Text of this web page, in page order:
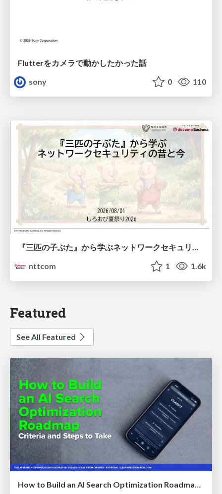
Flutterをカメラで動かしたかった話
sony
0 110
『三匹の子ぶた』から学ぶネットワークセキュリティの昔と今 / Network Security: Then and Now Through the Lens of The Three Little Pigs
nttcom
1 1.6k
Featured
See All Featured
How to Build an AI Search Optimization Roadmap - Criteria and Steps to Take #SEOIRL